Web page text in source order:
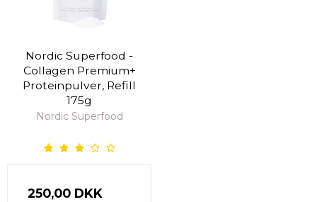
Nordic Superfood -
Collagen Premium+
Proteinpulver, Refill
175g
Nordic Superfood
250,00 DKK